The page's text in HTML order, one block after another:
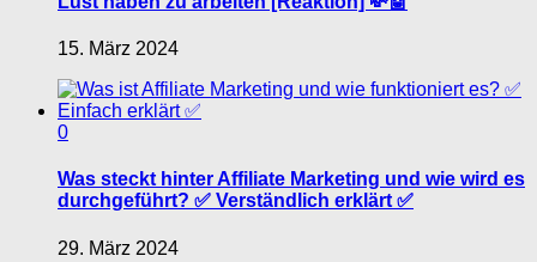
15. März 2024
0
Was steckt hinter Affiliate Marketing und wie wird es
durchgeführt? ✅ Verständlich erklärt ✅
29. März 2024